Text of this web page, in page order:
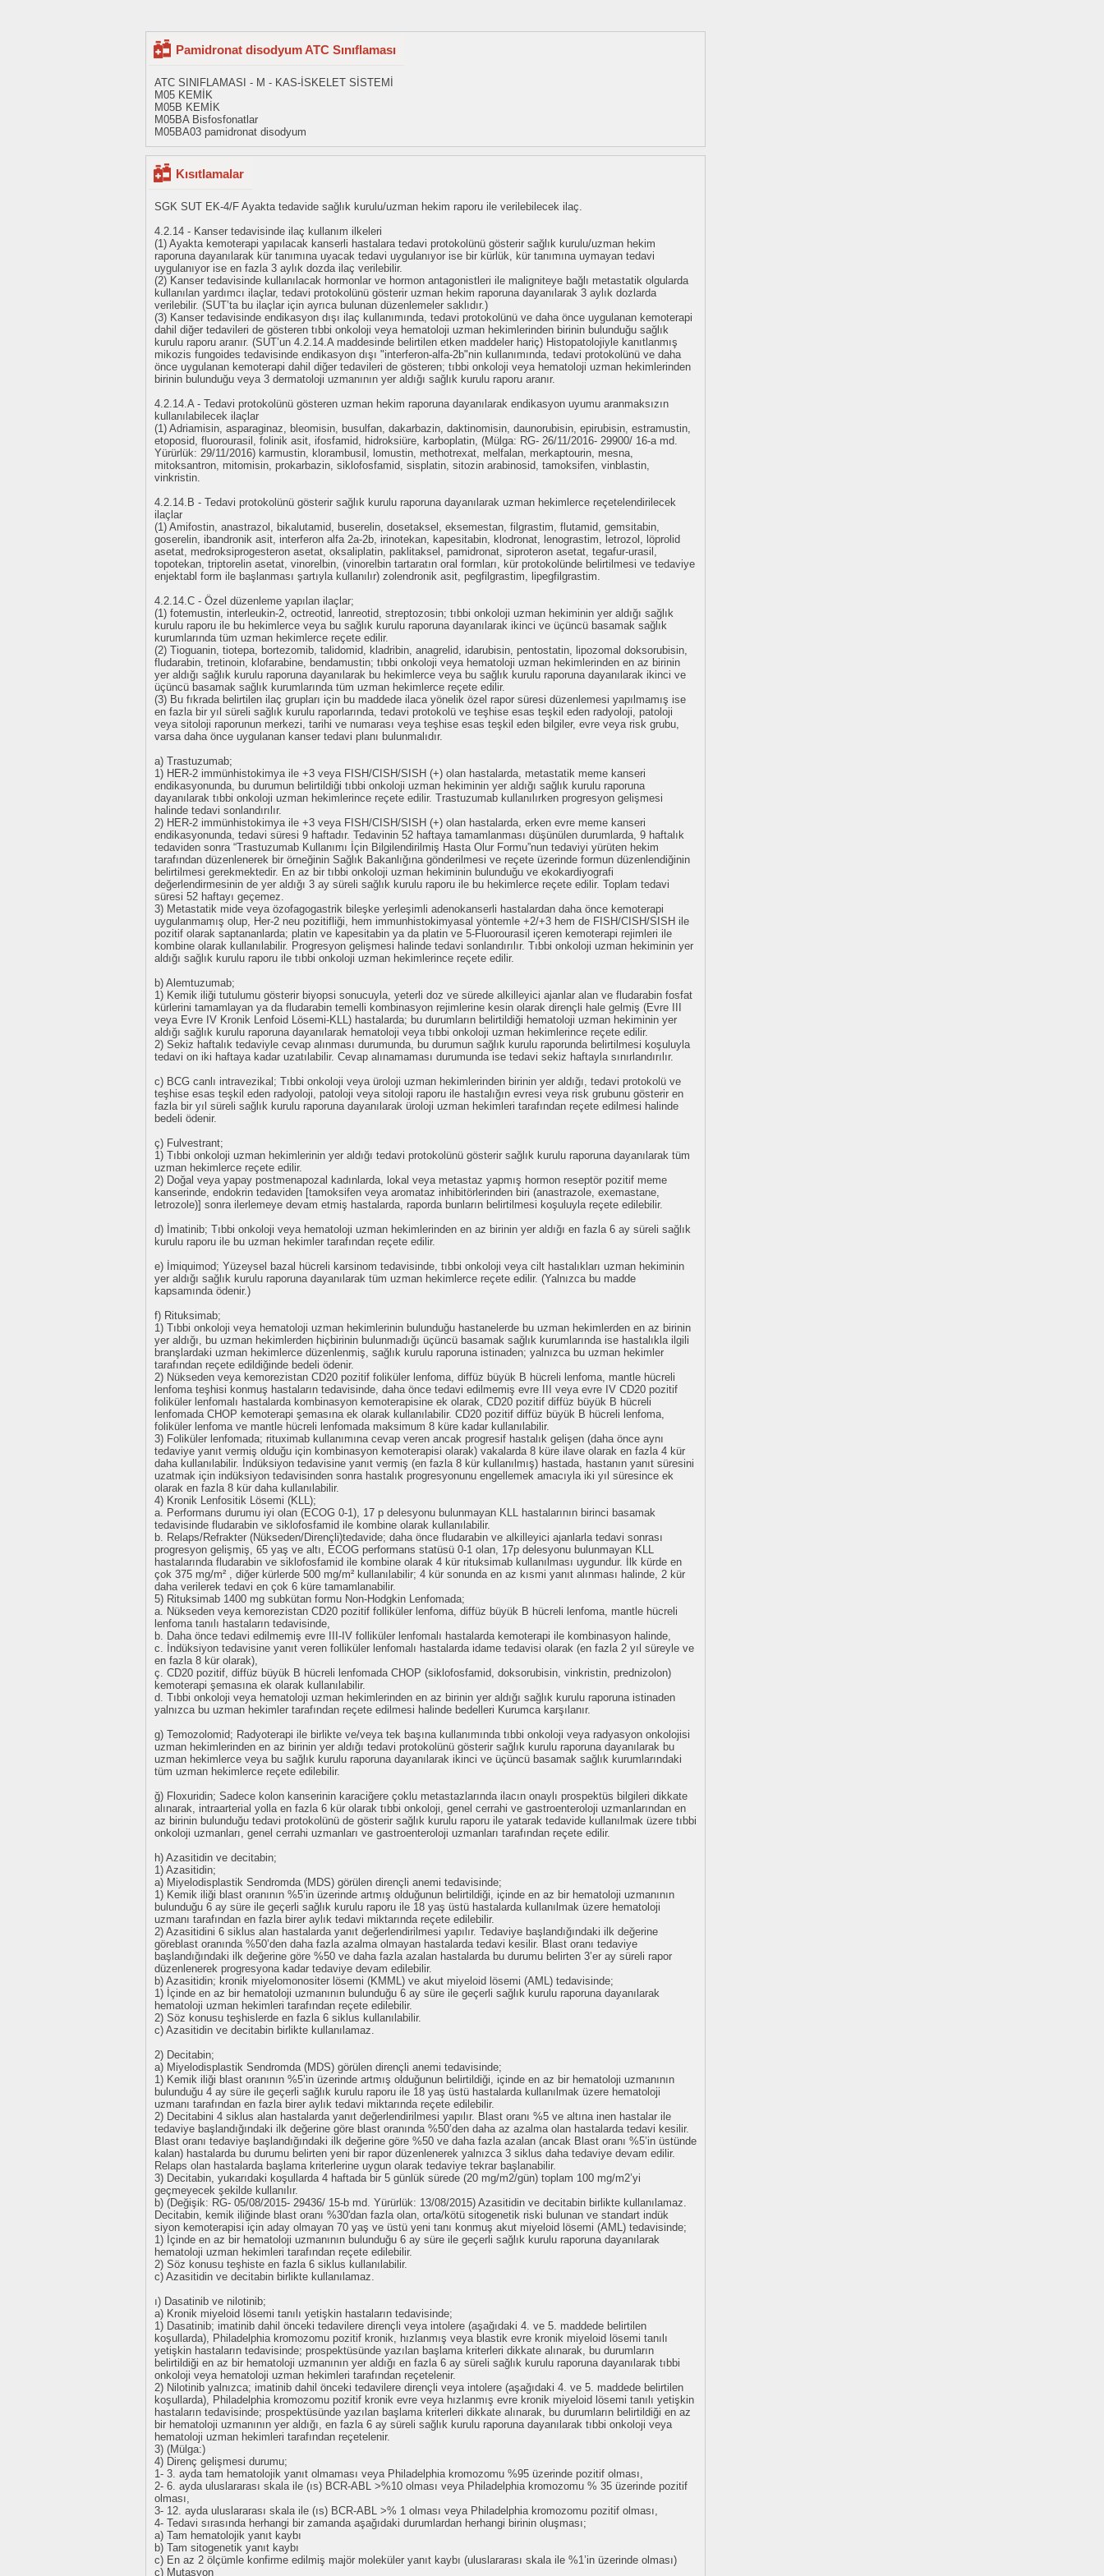
Pamidronat disodyum ATC Sınıflaması
ATC SINIFLAMASI - M - KAS-İSKELET SİSTEMİ
M05 KEMİK
M05B KEMİK
M05BA Bisfosfonatlar
M05BA03 pamidronat disodyum
Kısıtlamalar
SGK SUT EK-4/F Ayakta tedavide sağlık kurulu/uzman hekim raporu ile verilebilecek ilaç.
4.2.14 - Kanser tedavisinde ilaç kullanım ilkeleri
(1) Ayakta kemoterapi yapılacak kanserli hastalara tedavi protokolünü gösterir sağlık kurulu/uzman hekim
raporuna dayanılarak kür tanımına uyacak tedavi uygulanıyor ise bir kürlük, kür tanımına uymayan tedavi
uygulanıyor ise en fazla 3 aylık dozda ilaç verilebilir.
(2) Kanser tedavisinde kullanılacak hormonlar ve hormon antagonistleri ile maligniteye bağlı metastatik olgularda
kullanılan yardımcı ilaçlar, tedavi protokolünü gösterir uzman hekim raporuna dayanılarak 3 aylık dozlarda
verilebilir. (SUT’ta bu ilaçlar için ayrıca bulunan düzenlemeler saklıdır.)
(3) Kanser tedavisinde endikasyon dışı ilaç kullanımında, tedavi protokolünü ve daha önce uygulanan kemoterapi
dahil diğer tedavileri de gösteren tıbbi onkoloji veya hematoloji uzman hekimlerinden birinin bulunduğu sağlık
kurulu raporu aranır. (SUT’un 4.2.14.A maddesinde belirtilen etken maddeler hariç) Histopatolojiyle kanıtlanmış
mikozis fungoides tedavisinde endikasyon dışı "interferon-alfa-2b"nin kullanımında, tedavi protokolünü ve daha
önce uygulanan kemoterapi dahil diğer tedavileri de gösteren; tıbbi onkoloji veya hematoloji uzman hekimlerinden
birinin bulunduğu veya 3 dermatoloji uzmanının yer aldığı sağlık kurulu raporu aranır.
4.2.14.A - Tedavi protokolünü gösteren uzman hekim raporuna dayanılarak endikasyon uyumu aranmaksızın
kullanılabilecek ilaçlar
(1) Adriamisin, asparaginaz, bleomisin, busulfan, dakarbazin, daktinomisin, daunorubisin, epirubisin, estramustin,
etoposid, fluorourasil, folinik asit, ifosfamid, hidroksiüre, karboplatin, (Mülga: RG- 26/11/2016- 29900/ 16-a md.
Yürürlük: 29/11/2016) karmustin, klorambusil, lomustin, methotrexat, melfalan, merkaptourin, mesna,
mitoksantron, mitomisin, prokarbazin, siklofosfamid, sisplatin, sitozin arabinosid, tamoksifen, vinblastin,
vinkristin.
4.2.14.B - Tedavi protokolünü gösterir sağlık kurulu raporuna dayanılarak uzman hekimlerce reçetelendirilecek
ilaçlar
(1) Amifostin, anastrazol, bikalutamid, buserelin, dosetaksel, eksemestan, filgrastim, flutamid, gemsitabin,
goserelin, ibandronik asit, interferon alfa 2a-2b, irinotekan, kapesitabin, klodronat, lenograstim, letrozol, löprolid
asetat, medroksiprogesteron asetat, oksaliplatin, paklitaksel, pamidronat, siproteron asetat, tegafur-urasil,
topotekan, triptorelin asetat, vinorelbin, (vinorelbin tartaratın oral formları, kür protokolünde belirtilmesi ve tedaviye
enjektabl form ile başlanması şartıyla kullanılır) zolendronik asit, pegfilgrastim, lipegfilgrastim.
4.2.14.C - Özel düzenleme yapılan ilaçlar;
(1) fotemustin, interleukin-2, octreotid, lanreotid, streptozosin; tıbbi onkoloji uzman hekiminin yer aldığı sağlık
kurulu raporu ile bu hekimlerce veya bu sağlık kurulu raporuna dayanılarak ikinci ve üçüncü basamak sağlık
kurumlarında tüm uzman hekimlerce reçete edilir.
(2) Tioguanin, tiotepa, bortezomib, talidomid, kladribin, anagrelid, idarubisin, pentostatin, lipozomal doksorubisin,
fludarabin, tretinoin, klofarabine, bendamustin; tıbbi onkoloji veya hematoloji uzman hekimlerinden en az birinin
yer aldığı sağlık kurulu raporuna dayanılarak bu hekimlerce veya bu sağlık kurulu raporuna dayanılarak ikinci ve
üçüncü basamak sağlık kurumlarında tüm uzman hekimlerce reçete edilir.
(3) Bu fıkrada belirtilen ilaç grupları için bu maddede ilaca yönelik özel rapor süresi düzenlemesi yapılmamış ise
en fazla bir yıl süreli sağlık kurulu raporlarında, tedavi protokolü ve teşhise esas teşkil eden radyoloji, patoloji
veya sitoloji raporunun merkezi, tarihi ve numarası veya teşhise esas teşkil eden bilgiler, evre veya risk grubu,
varsa daha önce uygulanan kanser tedavi planı bulunmalıdır.
a) Trastuzumab;
1) HER-2 immünhistokimya ile +3 veya FISH/CISH/SISH (+) olan hastalarda, metastatik meme kanseri
endikasyonunda, bu durumun belirtildiği tıbbi onkoloji uzman hekiminin yer aldığı sağlık kurulu raporuna
dayanılarak tıbbi onkoloji uzman hekimlerince reçete edilir. Trastuzumab kullanılırken progresyon gelişmesi
halinde tedavi sonlandırılır.
2) HER-2 immünhistokimya ile +3 veya FISH/CISH/SISH (+) olan hastalarda, erken evre meme kanseri
endikasyonunda, tedavi süresi 9 haftadır. Tedavinin 52 haftaya tamamlanması düşünülen durumlarda, 9 haftalık
tedaviden sonra “Trastuzumab Kullanımı İçin Bilgilendirilmiş Hasta Olur Formu”nun tedaviyi yürüten hekim
tarafından düzenlenerek bir örneğinin Sağlık Bakanlığına gönderilmesi ve reçete üzerinde formun düzenlendiğinin
belirtilmesi gerekmektedir. En az bir tıbbi onkoloji uzman hekiminin bulunduğu ve ekokardiyografi
değerlendirmesinin de yer aldığı 3 ay süreli sağlık kurulu raporu ile bu hekimlerce reçete edilir. Toplam tedavi
süresi 52 haftayı geçemez.
3) Metastatik mide veya özofagogastrik bileşke yerleşimli adenokanserli hastalardan daha önce kemoterapi
uygulanmamış olup, Her-2 neu pozitifliği, hem immunhistokimyasal yöntemle +2/+3 hem de FISH/CISH/SISH ile
pozitif olarak saptananlarda; platin ve kapesitabin ya da platin ve 5-Fluorourasil içeren kemoterapi rejimleri ile
kombine olarak kullanılabilir. Progresyon gelişmesi halinde tedavi sonlandırılır. Tıbbi onkoloji uzman hekiminin yer
aldığı sağlık kurulu raporu ile tıbbi onkoloji uzman hekimlerince reçete edilir.
b) Alemtuzumab;
1) Kemik iliği tutulumu gösterir biyopsi sonucuyla, yeterli doz ve sürede alkilleyici ajanlar alan ve fludarabin fosfat
kürlerini tamamlayan ya da fludarabin temelli kombinasyon rejimlerine kesin olarak dirençli hale gelmiş (Evre III
veya Evre IV Kronik Lenfoid Lösemi-KLL) hastalarda; bu durumların belirtildiği hematoloji uzman hekiminin yer
aldığı sağlık kurulu raporuna dayanılarak hematoloji veya tıbbi onkoloji uzman hekimlerince reçete edilir.
2) Sekiz haftalık tedaviyle cevap alınması durumunda, bu durumun sağlık kurulu raporunda belirtilmesi koşuluyla
tedavi on iki haftaya kadar uzatılabilir. Cevap alınamaması durumunda ise tedavi sekiz haftayla sınırlandırılır.
c) BCG canlı intravezikal; Tıbbi onkoloji veya üroloji uzman hekimlerinden birinin yer aldığı, tedavi protokolü ve
teşhise esas teşkil eden radyoloji, patoloji veya sitoloji raporu ile hastalığın evresi veya risk grubunu gösterir en
fazla bir yıl süreli sağlık kurulu raporuna dayanılarak üroloji uzman hekimleri tarafından reçete edilmesi halinde
bedeli ödenir.
ç) Fulvestrant;
1) Tıbbi onkoloji uzman hekimlerinin yer aldığı tedavi protokolünü gösterir sağlık kurulu raporuna dayanılarak tüm
uzman hekimlerce reçete edilir.
2) Doğal veya yapay postmenapozal kadınlarda, lokal veya metastaz yapmış hormon reseptör pozitif meme
kanserinde, endokrin tedaviden [tamoksifen veya aromataz inhibitörlerinden biri (anastrazole, exemastane,
letrozole)] sonra ilerlemeye devam etmiş hastalarda, raporda bunların belirtilmesi koşuluyla reçete edilebilir.
d) İmatinib; Tıbbi onkoloji veya hematoloji uzman hekimlerinden en az birinin yer aldığı en fazla 6 ay süreli sağlık
kurulu raporu ile bu uzman hekimler tarafından reçete edilir.
e) İmiquimod; Yüzeysel bazal hücreli karsinom tedavisinde, tıbbi onkoloji veya cilt hastalıkları uzman hekiminin
yer aldığı sağlık kurulu raporuna dayanılarak tüm uzman hekimlerce reçete edilir. (Yalnızca bu madde
kapsamında ödenir.)
f) Rituksimab;
1) Tıbbi onkoloji veya hematoloji uzman hekimlerinin bulunduğu hastanelerde bu uzman hekimlerden en az birinin
yer aldığı, bu uzman hekimlerden hiçbirinin bulunmadığı üçüncü basamak sağlık kurumlarında ise hastalıkla ilgili
branşlardaki uzman hekimlerce düzenlenmiş, sağlık kurulu raporuna istinaden; yalnızca bu uzman hekimler
tarafından reçete edildiğinde bedeli ödenir.
2) Nükseden veya kemorezistan CD20 pozitif foliküler lenfoma, diffüz büyük B hücreli lenfoma, mantle hücreli
lenfoma teşhisi konmuş hastaların tedavisinde, daha önce tedavi edilmemiş evre III veya evre IV CD20 pozitif
foliküler lenfomalı hastalarda kombinasyon kemoterapisine ek olarak, CD20 pozitif diffüz büyük B hücreli
lenfomada CHOP kemoterapi şemasına ek olarak kullanılabilir. CD20 pozitif diffüz büyük B hücreli lenfoma,
foliküler lenfoma ve mantle hücreli lenfomada maksimum 8 küre kadar kullanılabilir.
3) Foliküler lenfomada; rituximab kullanımına cevap veren ancak progresif hastalık gelişen (daha önce aynı
tedaviye yanıt vermiş olduğu için kombinasyon kemoterapisi olarak) vakalarda 8 küre ilave olarak en fazla 4 kür
daha kullanılabilir. İndüksiyon tedavisine yanıt vermiş (en fazla 8 kür kullanılmış) hastada, hastanın yanıt süresini
uzatmak için indüksiyon tedavisinden sonra hastalık progresyonunu engellemek amacıyla iki yıl süresince ek
olarak en fazla 8 kür daha kullanılabilir.
4) Kronik Lenfositik Lösemi (KLL);
a. Performans durumu iyi olan (ECOG 0-1), 17 p delesyonu bulunmayan KLL hastalarının birinci basamak
tedavisinde fludarabin ve siklofosfamid ile kombine olarak kullanılabilir.
b. Relaps/Refrakter (Nükseden/Dirençli)tedavide; daha önce fludarabin ve alkilleyici ajanlarla tedavi sonrası
progresyon gelişmiş, 65 yaş ve altı, ECOG performans statüsü 0-1 olan, 17p delesyonu bulunmayan KLL
hastalarında fludarabin ve siklofosfamid ile kombine olarak 4 kür rituksimab kullanılması uygundur. İlk kürde en
çok 375 mg/m² , diğer kürlerde 500 mg/m² kullanılabilir; 4 kür sonunda en az kısmi yanıt alınması halinde, 2 kür
daha verilerek tedavi en çok 6 küre tamamlanabilir.
5) Rituksimab 1400 mg subkütan formu Non-Hodgkin Lenfomada;
a. Nükseden veya kemorezistan CD20 pozitif folliküler lenfoma, diffüz büyük B hücreli lenfoma, mantle hücreli
lenfoma tanılı hastaların tedavisinde,
b. Daha önce tedavi edilmemiş evre III-IV folliküler lenfomalı hastalarda kemoterapi ile kombinasyon halinde,
c. İndüksiyon tedavisine yanıt veren folliküler lenfomalı hastalarda idame tedavisi olarak (en fazla 2 yıl süreyle ve
en fazla 8 kür olarak),
ç. CD20 pozitif, diffüz büyük B hücreli lenfomada CHOP (siklofosfamid, doksorubisin, vinkristin, prednizolon)
kemoterapi şemasına ek olarak kullanılabilir.
d. Tıbbi onkoloji veya hematoloji uzman hekimlerinden en az birinin yer aldığı sağlık kurulu raporuna istinaden
yalnızca bu uzman hekimler tarafından reçete edilmesi halinde bedelleri Kurumca karşılanır.
g) Temozolomid; Radyoterapi ile birlikte ve/veya tek başına kullanımında tıbbi onkoloji veya radyasyon onkolojisi
uzman hekimlerinden en az birinin yer aldığı tedavi protokolünü gösterir sağlık kurulu raporuna dayanılarak bu
uzman hekimlerce veya bu sağlık kurulu raporuna dayanılarak ikinci ve üçüncü basamak sağlık kurumlarındaki
tüm uzman hekimlerce reçete edilebilir.
ğ) Floxuridin; Sadece kolon kanserinin karaciğere çoklu metastazlarında ilacın onaylı prospektüs bilgileri dikkate
alınarak, intraarterial yolla en fazla 6 kür olarak tıbbi onkoloji, genel cerrahi ve gastroenteroloji uzmanlarından en
az birinin bulunduğu tedavi protokolünü de gösterir sağlık kurulu raporu ile yatarak tedavide kullanılmak üzere tıbbi
onkoloji uzmanları, genel cerrahi uzmanları ve gastroenteroloji uzmanları tarafından reçete edilir.
h) Azasitidin ve decitabin;
1) Azasitidin;
a) Miyelodisplastik Sendromda (MDS) görülen dirençli anemi tedavisinde;
1) Kemik iliği blast oranının %5’in üzerinde artmış olduğunun belirtildiği, içinde en az bir hematoloji uzmanının
bulunduğu 6 ay süre ile geçerli sağlık kurulu raporu ile 18 yaş üstü hastalarda kullanılmak üzere hematoloji
uzmanı tarafından en fazla birer aylık tedavi miktarında reçete edilebilir.
2) Azasitidini 6 siklus alan hastalarda yanıt değerlendirilmesi yapılır. Tedaviye başlandığındaki ilk değerine
göreblast oranında %50’den daha fazla azalma olmayan hastalarda tedavi kesilir. Blast oranı tedaviye
başlandığındaki ilk değerine göre %50 ve daha fazla azalan hastalarda bu durumu belirten 3’er ay süreli rapor
düzenlenerek progresyona kadar tedaviye devam edilebilir.
b) Azasitidin; kronik miyelomonositer lösemi (KMML) ve akut miyeloid lösemi (AML) tedavisinde;
1) İçinde en az bir hematoloji uzmanının bulunduğu 6 ay süre ile geçerli sağlık kurulu raporuna dayanılarak
hematoloji uzman hekimleri tarafından reçete edilebilir.
2) Söz konusu teşhislerde en fazla 6 siklus kullanılabilir.
c) Azasitidin ve decitabin birlikte kullanılamaz.
2) Decitabin;
a) Miyelodisplastik Sendromda (MDS) görülen dirençli anemi tedavisinde;
1) Kemik iliği blast oranının %5’in üzerinde artmış olduğunun belirtildiği, içinde en az bir hematoloji uzmanının
bulunduğu 4 ay süre ile geçerli sağlık kurulu raporu ile 18 yaş üstü hastalarda kullanılmak üzere hematoloji
uzmanı tarafından en fazla birer aylık tedavi miktarında reçete edilebilir.
2) Decitabini 4 siklus alan hastalarda yanıt değerlendirilmesi yapılır. Blast oranı %5 ve altına inen hastalar ile
tedaviye başlandığındaki ilk değerine göre blast oranında %50’den daha az azalma olan hastalarda tedavi kesilir.
Blast oranı tedaviye başlandığındaki ilk değerine göre %50 ve daha fazla azalan (ancak Blast oranı %5’in üstünde
kalan) hastalarda bu durumu belirten yeni bir rapor düzenlenerek yalnızca 3 siklus daha tedaviye devam edilir.
Relaps olan hastalarda başlama kriterlerine uygun olarak tedaviye tekrar başlanabilir.
3) Decitabin, yukarıdaki koşullarda 4 haftada bir 5 günlük sürede (20 mg/m2/gün) toplam 100 mg/m2’yi
geçmeyecek şekilde kullanılır.
b) (Değişik: RG- 05/08/2015- 29436/ 15-b md. Yürürlük: 13/08/2015) Azasitidin ve decitabin birlikte kullanılamaz.
Decitabin, kemik iliğinde blast oranı %30'dan fazla olan, orta/kötü sitogenetik riski bulunan ve standart indük
siyon kemoterapisi için aday olmayan 70 yaş ve üstü yeni tanı konmuş akut miyeloid lösemi (AML) tedavisinde;
1) İçinde en az bir hematoloji uzmanının bulunduğu 6 ay süre ile geçerli sağlık kurulu raporuna dayanılarak
hematoloji uzman hekimleri tarafından reçete edilebilir.
2) Söz konusu teşhiste en fazla 6 siklus kullanılabilir.
c) Azasitidin ve decitabin birlikte kullanılamaz.
ı) Dasatinib ve nilotinib;
a) Kronik miyeloid lösemi tanılı yetişkin hastaların tedavisinde;
1) Dasatinib; imatinib dahil önceki tedavilere dirençli veya intolere (aşağıdaki 4. ve 5. maddede belirtilen
koşullarda), Philadelphia kromozomu pozitif kronik, hızlanmış veya blastik evre kronik miyeloid lösemi tanılı
yetişkin hastaların tedavisinde; prospektüsünde yazılan başlama kriterleri dikkate alınarak, bu durumların
belirtildiği en az bir hematoloji uzmanının yer aldığı en fazla 6 ay süreli sağlık kurulu raporuna dayanılarak tıbbi
onkoloji veya hematoloji uzman hekimleri tarafından reçetelenir.
2) Nilotinib yalnızca; imatinib dahil önceki tedavilere dirençli veya intolere (aşağıdaki 4. ve 5. maddede belirtilen
koşullarda), Philadelphia kromozomu pozitif kronik evre veya hızlanmış evre kronik miyeloid lösemi tanılı yetişkin
hastaların tedavisinde; prospektüsünde yazılan başlama kriterleri dikkate alınarak, bu durumların belirtildiği en az
bir hematoloji uzmanının yer aldığı, en fazla 6 ay süreli sağlık kurulu raporuna dayanılarak tıbbi onkoloji veya
hematoloji uzman hekimleri tarafından reçetelenir.
3) (Mülga:)
4) Direnç gelişmesi durumu;
1- 3. ayda tam hematolojik yanıt olmaması veya Philadelphia kromozomu %95 üzerinde pozitif olması,
2- 6. ayda uluslararası skala ile (ıs) BCR-ABL >%10 olması veya Philadelphia kromozomu % 35 üzerinde pozitif
olması,
3- 12. ayda uluslararası skala ile (ıs) BCR-ABL >% 1 olması veya Philadelphia kromozomu pozitif olması,
4- Tedavi sırasında herhangi bir zamanda aşağıdaki durumlardan herhangi birinin oluşması;
a) Tam hematolojik yanıt kaybı
b) Tam sitogenetik yanıt kaybı
c) En az 2 ölçümle konfirme edilmiş majör moleküler yanıt kaybı (uluslararası skala ile %1’in üzerinde olması)
ç) Mutasyon